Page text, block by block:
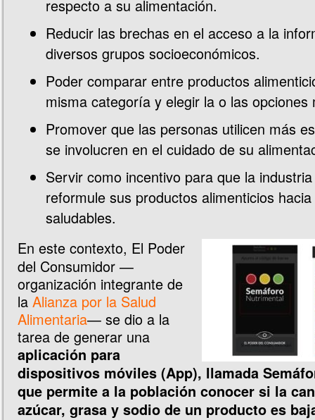
respecto a su alimentación.
Reducir las brechas en el acceso a la
diversos grupos socioeconómicos.
Poder comparar entre productos
misma categoría y elegir la o las opciones
Promover que las personas utilicen más
se involucren en el cuidado de su
Servir como incentivo para que la
reformule sus productos alimenticios
saludables.
En este contexto, El Poder
del Consumidor —
organización integrante de
la Alianza por la Salud
Alimentaria— se dio a la
tarea de generar una
aplicación para
dispositivos móviles (App), llamada
que permite a la población conocer si la
azúcar, grasa y sodio de un producto es